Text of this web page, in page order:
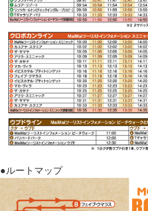
●ルートマップ